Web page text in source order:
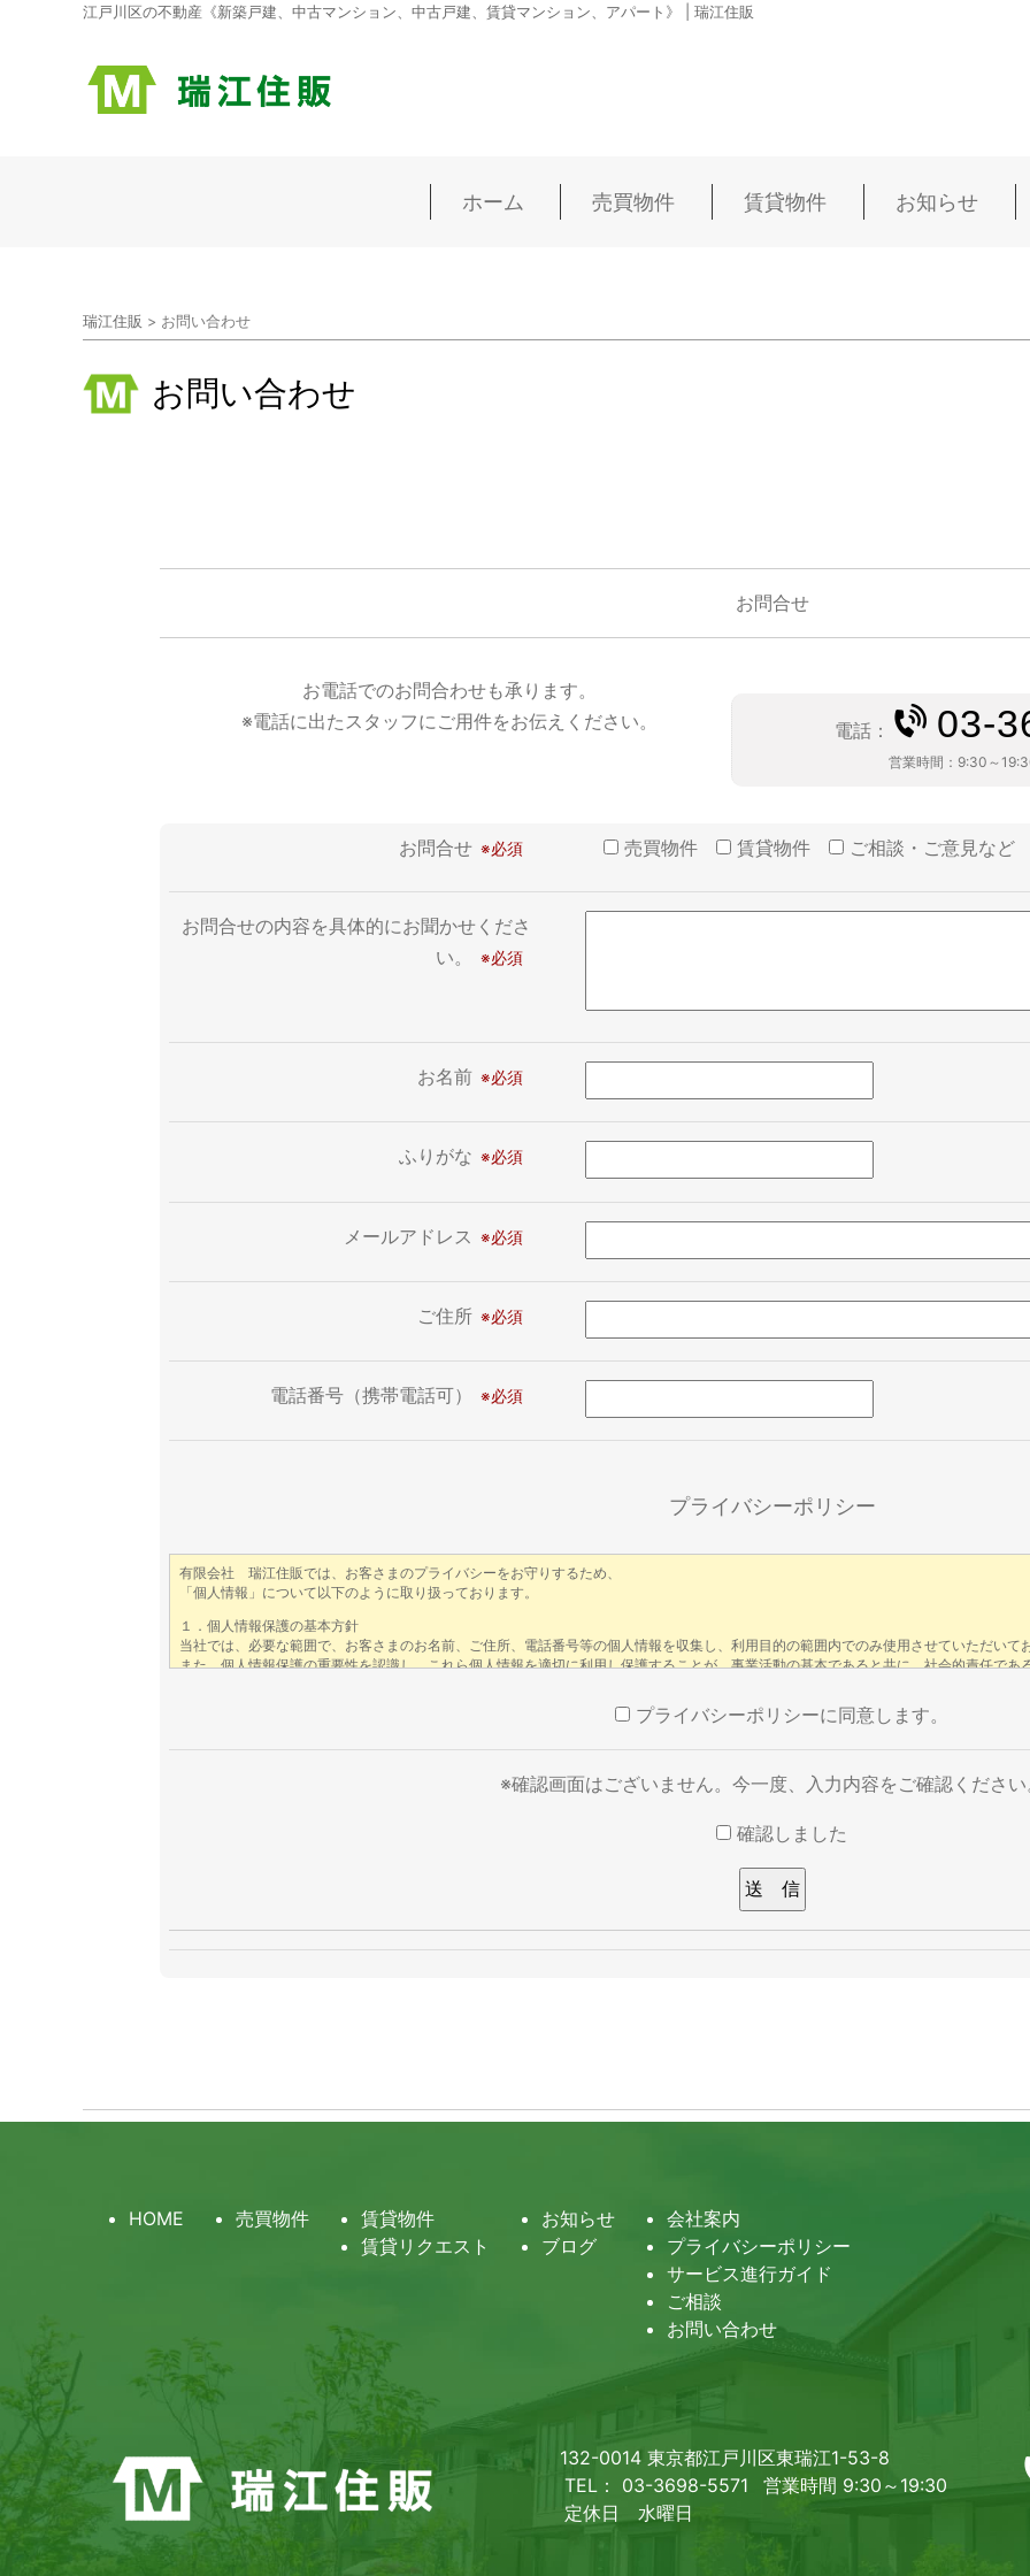
江戸川区の不動産《新築戸建、中古マンション、中古戸建、賃貸マンション、アパート》 | 瑞江住販
ホーム 売買物件 賃貸物件 お知らせ
瑞江住販 > お問い合わせ
お問い合わせ
お問合せ
お電話でのお問合わせも承ります。
※電話に出たスタッフにご用件をお伝えください。
電話： 03-
営業時間： 9:30～
お問合せ 売買物件 賃貸物件 ご相談・ご意見など
お問合せの内容を具体的にお聞かせくださ
い。
お名前
ふりがな
メールアドレス
ご住所
電話番号（携帯電話可）
プライバシーポリシー
プライバシーポリシーに同意します。
※確認画面はございません。今一度、入力内容をご確認ください
確認しました
HOME 売買物件
賃貸物件
賃貸リクエスト
お知らせ
ブログ
会社案内
プライバシーポリシー
サービス進行ガイド
ご相談
お問い合わせ
132-0014 東京都江戸川区東瑞江1-53-8
TEL： 03-3698-5571
営業時間 9:30～19:30
定休日 水曜日